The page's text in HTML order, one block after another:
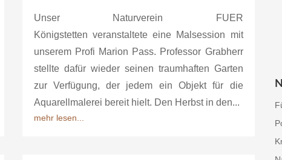
Unser Naturverein FUER
Königstetten veranstaltete eine Malsession mit
unserem Profi Marion Pass. Professor Grabherr
stellte dafür wieder seinen traumhaften Garten
zur Verfügung, der jedem ein Objekt für die
Aquarellmalerei bereit hielt. Den Herbst in den...
mehr lesen...